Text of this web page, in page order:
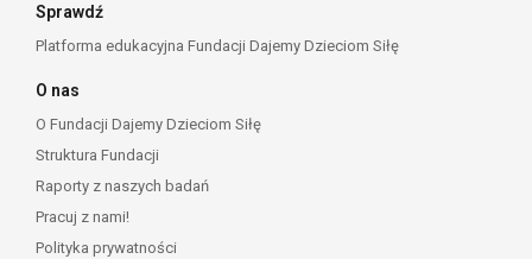
Sprawdź
Platforma edukacyjna Fundacji Dajemy Dzieciom Siłę
O nas
O Fundacji Dajemy Dzieciom Siłę
Struktura Fundacji
Raporty z naszych badań
Pracuj z nami!
Polityka prywatności